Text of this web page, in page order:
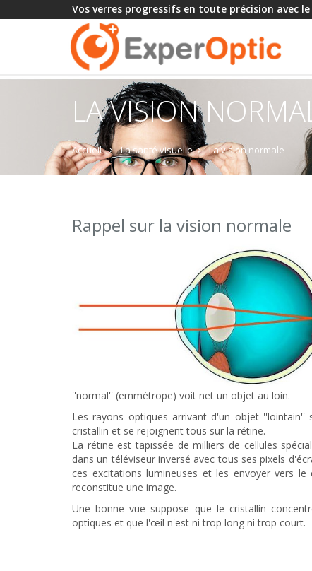
Vos verres progressifs en toute précision avec
LA VISION
Accueil La santé visuelle La vision normale
Rappel sur la vision normale
''normal'' (emmétrope) voit net un objet au loin.
Les rayons optiques arrivant d'un objet ''lointain''
cristallin et se rejoignent tous sur la rétine.
La rétine est tapissée de milliers de cellules
dans un téléviseur inversé avec tous ses pixels
ces excitations lumineuses et les envoyer vers le
reconstitue une image.
Une bonne vue suppose que le cristallin
optiques et que l'œil n'est ni trop long ni trop court.